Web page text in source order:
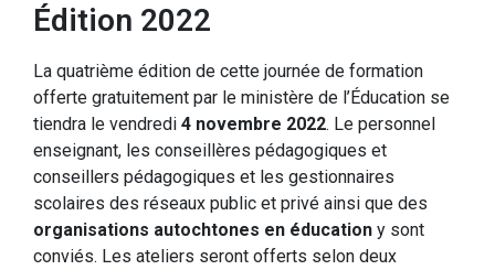
Édition 2022
La quatrième édition de cette journée de formation
offerte gratuitement par le ministère de l’Éducation se
tiendra le vendredi 4 novembre 2022. Le personnel
enseignant, les conseillères pédagogiques et
conseillers pédagogiques et les gestionnaires
scolaires des réseaux public et privé ainsi que des
organisations autochtones en éducation y sont
conviés. Les ateliers seront offerts selon deux